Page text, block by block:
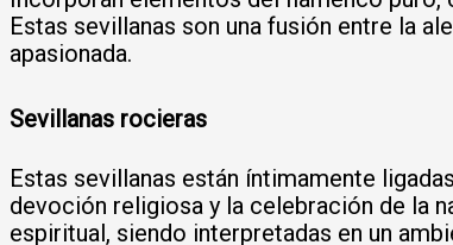
Estas sevillanas son una fusión entre la
apasionada.
Sevillanas rocieras
Estas sevillanas están íntimamente
devoción religiosa y la celebración de la
espiritual, siendo interpretadas en un